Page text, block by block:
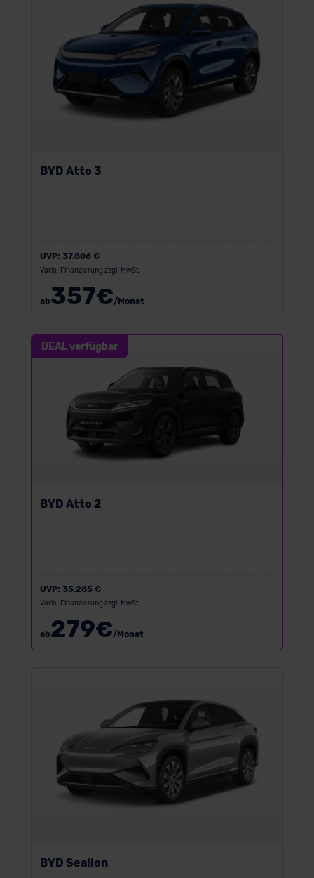
BYD Atto 3
UVP: 37.806 €
Vario-Finanzierung zzgl. MwSt.
ab357€/Monat
DEAL verfügbar
BYD Atto 2
UVP: 35.285 €
Vario-Finanzierung zzgl. MwSt.
ab279€/Monat
BYD Sealion